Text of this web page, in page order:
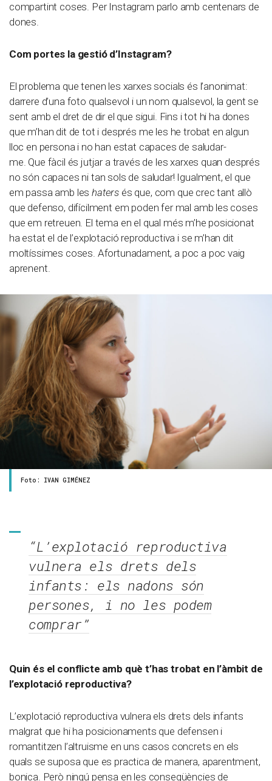
compartint coses. Per Instagram parlo amb centenars de
dones.
Com portes la gestió d’Instagram?
El problema que tenen les xarxes socials és l’anonimat:
darrere d’una foto qualsevol i un nom qualsevol, la gent se
sent amb el dret de dir el que sigui. Fins i tot hi ha dones
que m’han dit de tot i després me les he trobat en algun
lloc en persona i no han estat capaces de saludar-
me. Que fàcil és jutjar a través de les xarxes quan després
no són capaces ni tan sols de saludar! Igualment, el que
em passa amb leshaters és que, com que crec tant allò
que defenso, difícilment em poden fer mal amb les coses
que em retreuen. El tema en el qual més m’he posicionat
ha estat el de l’explotació reproductiva i se m’han dit
moltíssimes coses. Afortunadament, a poc a poc vaig
aprenent.
Foto: IVAN GIMÉNEZ
“L’explotació reproductiva
vulnera els drets dels
infants: els nadons són
persones, i no les podem
comprar”
Quin és el conflicte amb què t’has trobat en l’àmbit de
l’explotació reproductiva?
L’explotació reproductiva vulnera els drets dels infants
malgrat que hi ha posicionaments que defensen i
romantitzen l’altruisme en uns casos concrets en els
quals se suposa que es practica de manera, aparentment,
bonica. Però ningú pensa en les conseqüències de